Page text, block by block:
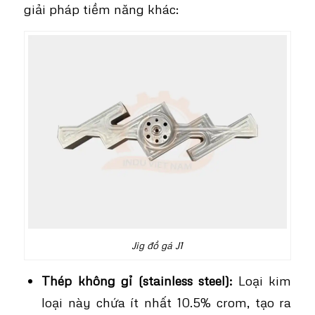
giải pháp tiềm năng khác:
Jig đồ gá J1
Thép không gỉ (stainless steel): Loại kim
loại này chứa ít nhất 10.5% crom, tạo ra